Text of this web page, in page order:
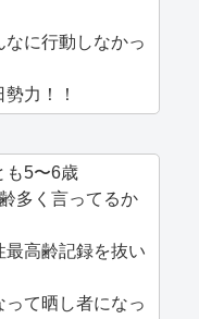
に行動しなかっ
力！！
も5〜6歳
多く言ってるか
最高齢記録を抜い
て晒し者になっ